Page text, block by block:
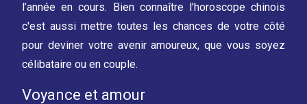
l’année en cours. Bien connaître l'horoscope chinois
c'est aussi mettre toutes les chances de votre côté
pour deviner votre avenir amoureux, que vous soyez
célibataire ou en couple.
Voyance et amour